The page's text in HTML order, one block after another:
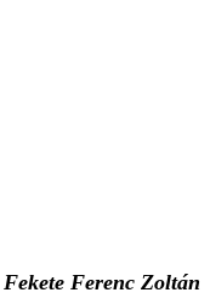
Fekete Ferenc Zoltán